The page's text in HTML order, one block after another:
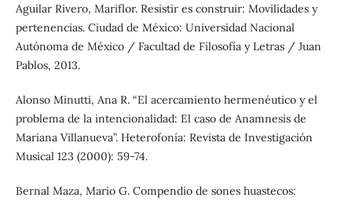
Aguilar Rivero, Mariflor. Resistir es construir: Movilidades y
pertenencias. Ciudad de México: Universidad Nacional
Autónoma de México / Facultad de Filosofía y Letras / Juan
Pablos, 2013.
Alonso Minutti, Ana R. “El acercamiento hermenéutico y el
problema de la intencionalidad: El caso de Anamnesis de
Mariana Villanueva”. Heterofonía: Revista de Investigación
Musical 123 (2000): 59-74.
Bernal Maza, Mario G. Compendio de sones huastecos: